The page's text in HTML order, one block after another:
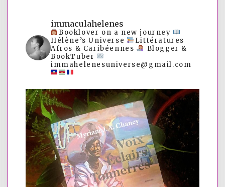
immaculahelenes
Booklover on a new journey
Hélène’s Universe
Littératures
Afros & Caribéennes
Blogger &
BookTuber
immahelenesuniverse@gmail.com